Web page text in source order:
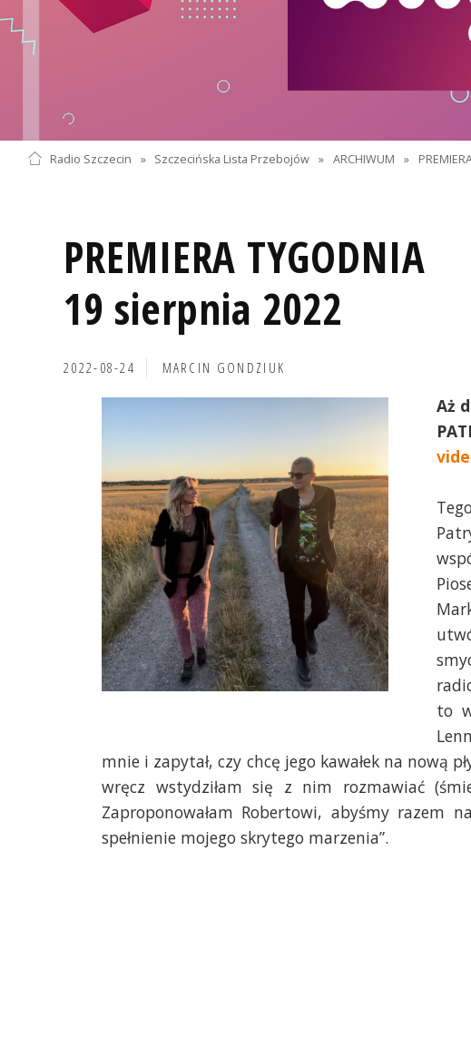
Radio Szczecin » Szczecińska Lista Przebojów » ARCHIWUM »
PREMIERA TYGODNIA
19 sierpnia 2022
2022-08-24 MARCIN GONDZIUK
Aż
to
mnie i zapytał, czy chcę jego kawałek na nową
wręcz wstydziłam się z nim rozmawiać
Zaproponowałam Robertowi, abyśmy
spełnienie mojego skrytego marzenia”.